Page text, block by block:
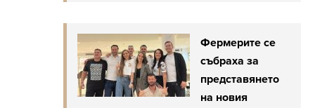
Фермерите се
събраха за
представянето
на новия